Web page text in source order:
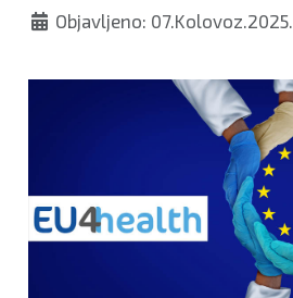
Objavljeno: 07.Kolovoz.2025.